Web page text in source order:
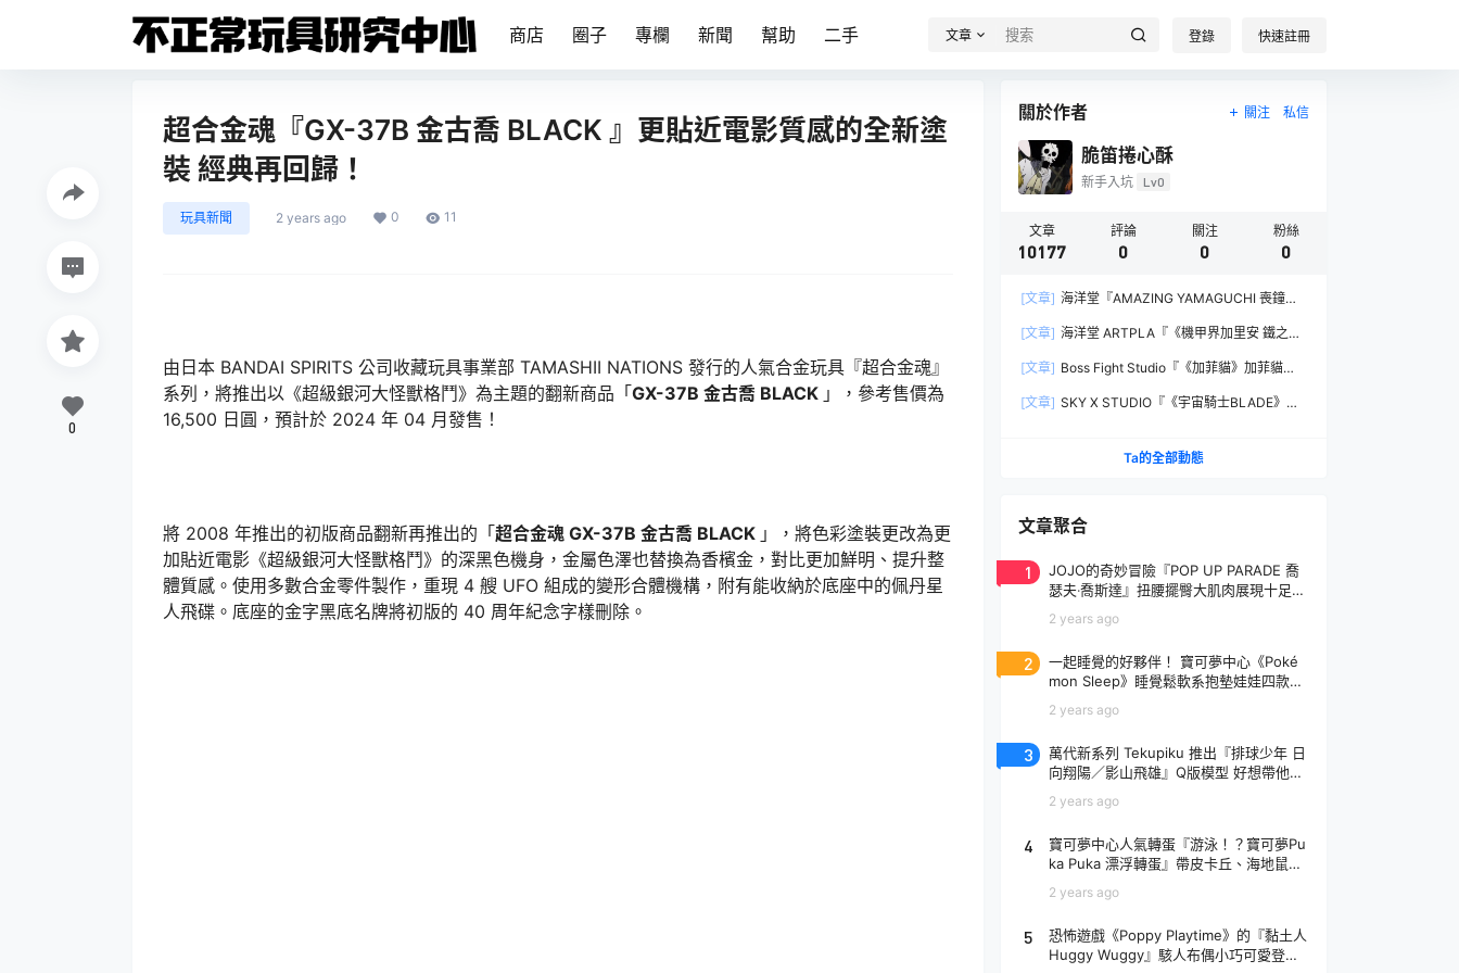
商店 圈子 專欄 新聞 幫助 二手 文章 登錄 快速註冊
超合金魂『GX-37B 金古喬 BLACK 』更貼近電影質感的全新塗
裝 經典再回歸！
玩具新聞 2 years ago 0 11
由日本 BANDAI SPIRITS 公司收藏玩具事業部 TAMASHII NATIONS 發行的人氣合金玩具『超合金魂』
系列，將推出以《超級銀河大怪獸格鬥》為主題的翻新商品「GX-37B 金古喬 BLACK 」，參考售價為
16,500 日圓，預計於 2024 年 04 月發售！
將 2008 年推出的初版商品翻新再推出的「超合金魂 GX-37B 金古喬 BLACK 」，將色彩塗裝更改為更
加貼近電影《超級銀河大怪獸格鬥》的深黑色機身，金屬色澤也替換為香檳金，對比更加鮮明、提升整
體質感。使用多數合金零件製作，重現 4 艘 UFO 組成的變形合體機構，附有能收納於底座中的佩丹星
人飛碟。底座的金字黑底名牌將初版的 40 周年紀念字樣刪除。
0
關於作者 關注 私信
脆笛捲心酥
新手入坑 Lv0
文章
10177
評論
0
關注
0
粉絲
0
[文章] 海洋堂『AMAZING YAMAGUCHI 喪鐘
之刃與大魄力火焰特效！
[文章] 海洋堂 ARTPLA『《機甲界加里安 鐵之紋
規再現！
[文章] Boss Fight Studio『《加菲貓》加菲貓
受到的龐大份量！
[文章] SKY X STUDIO『《宇宙騎士BLADE》
Ta的全部動態
文章聚合
1
JOJO的奇妙冒險『POP UP PARADE 喬
瑟夫‧喬斯達』扭腰擺臀大肌肉展現十足騷
2 years ago
2
一起睡覺的好夥伴！ 寶可夢中心《Poké
mon Sleep》睡覺鬆軟系抱墊娃娃四款登
2 years ago
3
萬代新系列 Tekupiku 推出『排球少年 日
向翔陽／影山飛雄』Q版模型 好想帶他出
2 years ago
4
寶可夢中心人氣轉蛋『游泳！？寶可夢Pu
ka Puka 漂浮轉蛋』帶皮卡丘、海地鼠去
2 years ago
5
恐怖遊戲《Poppy Playtime》的『黏土人
Huggy Wuggy』駭人布偶小巧可愛登